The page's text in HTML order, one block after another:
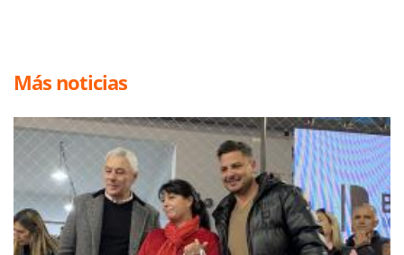
Más noticias